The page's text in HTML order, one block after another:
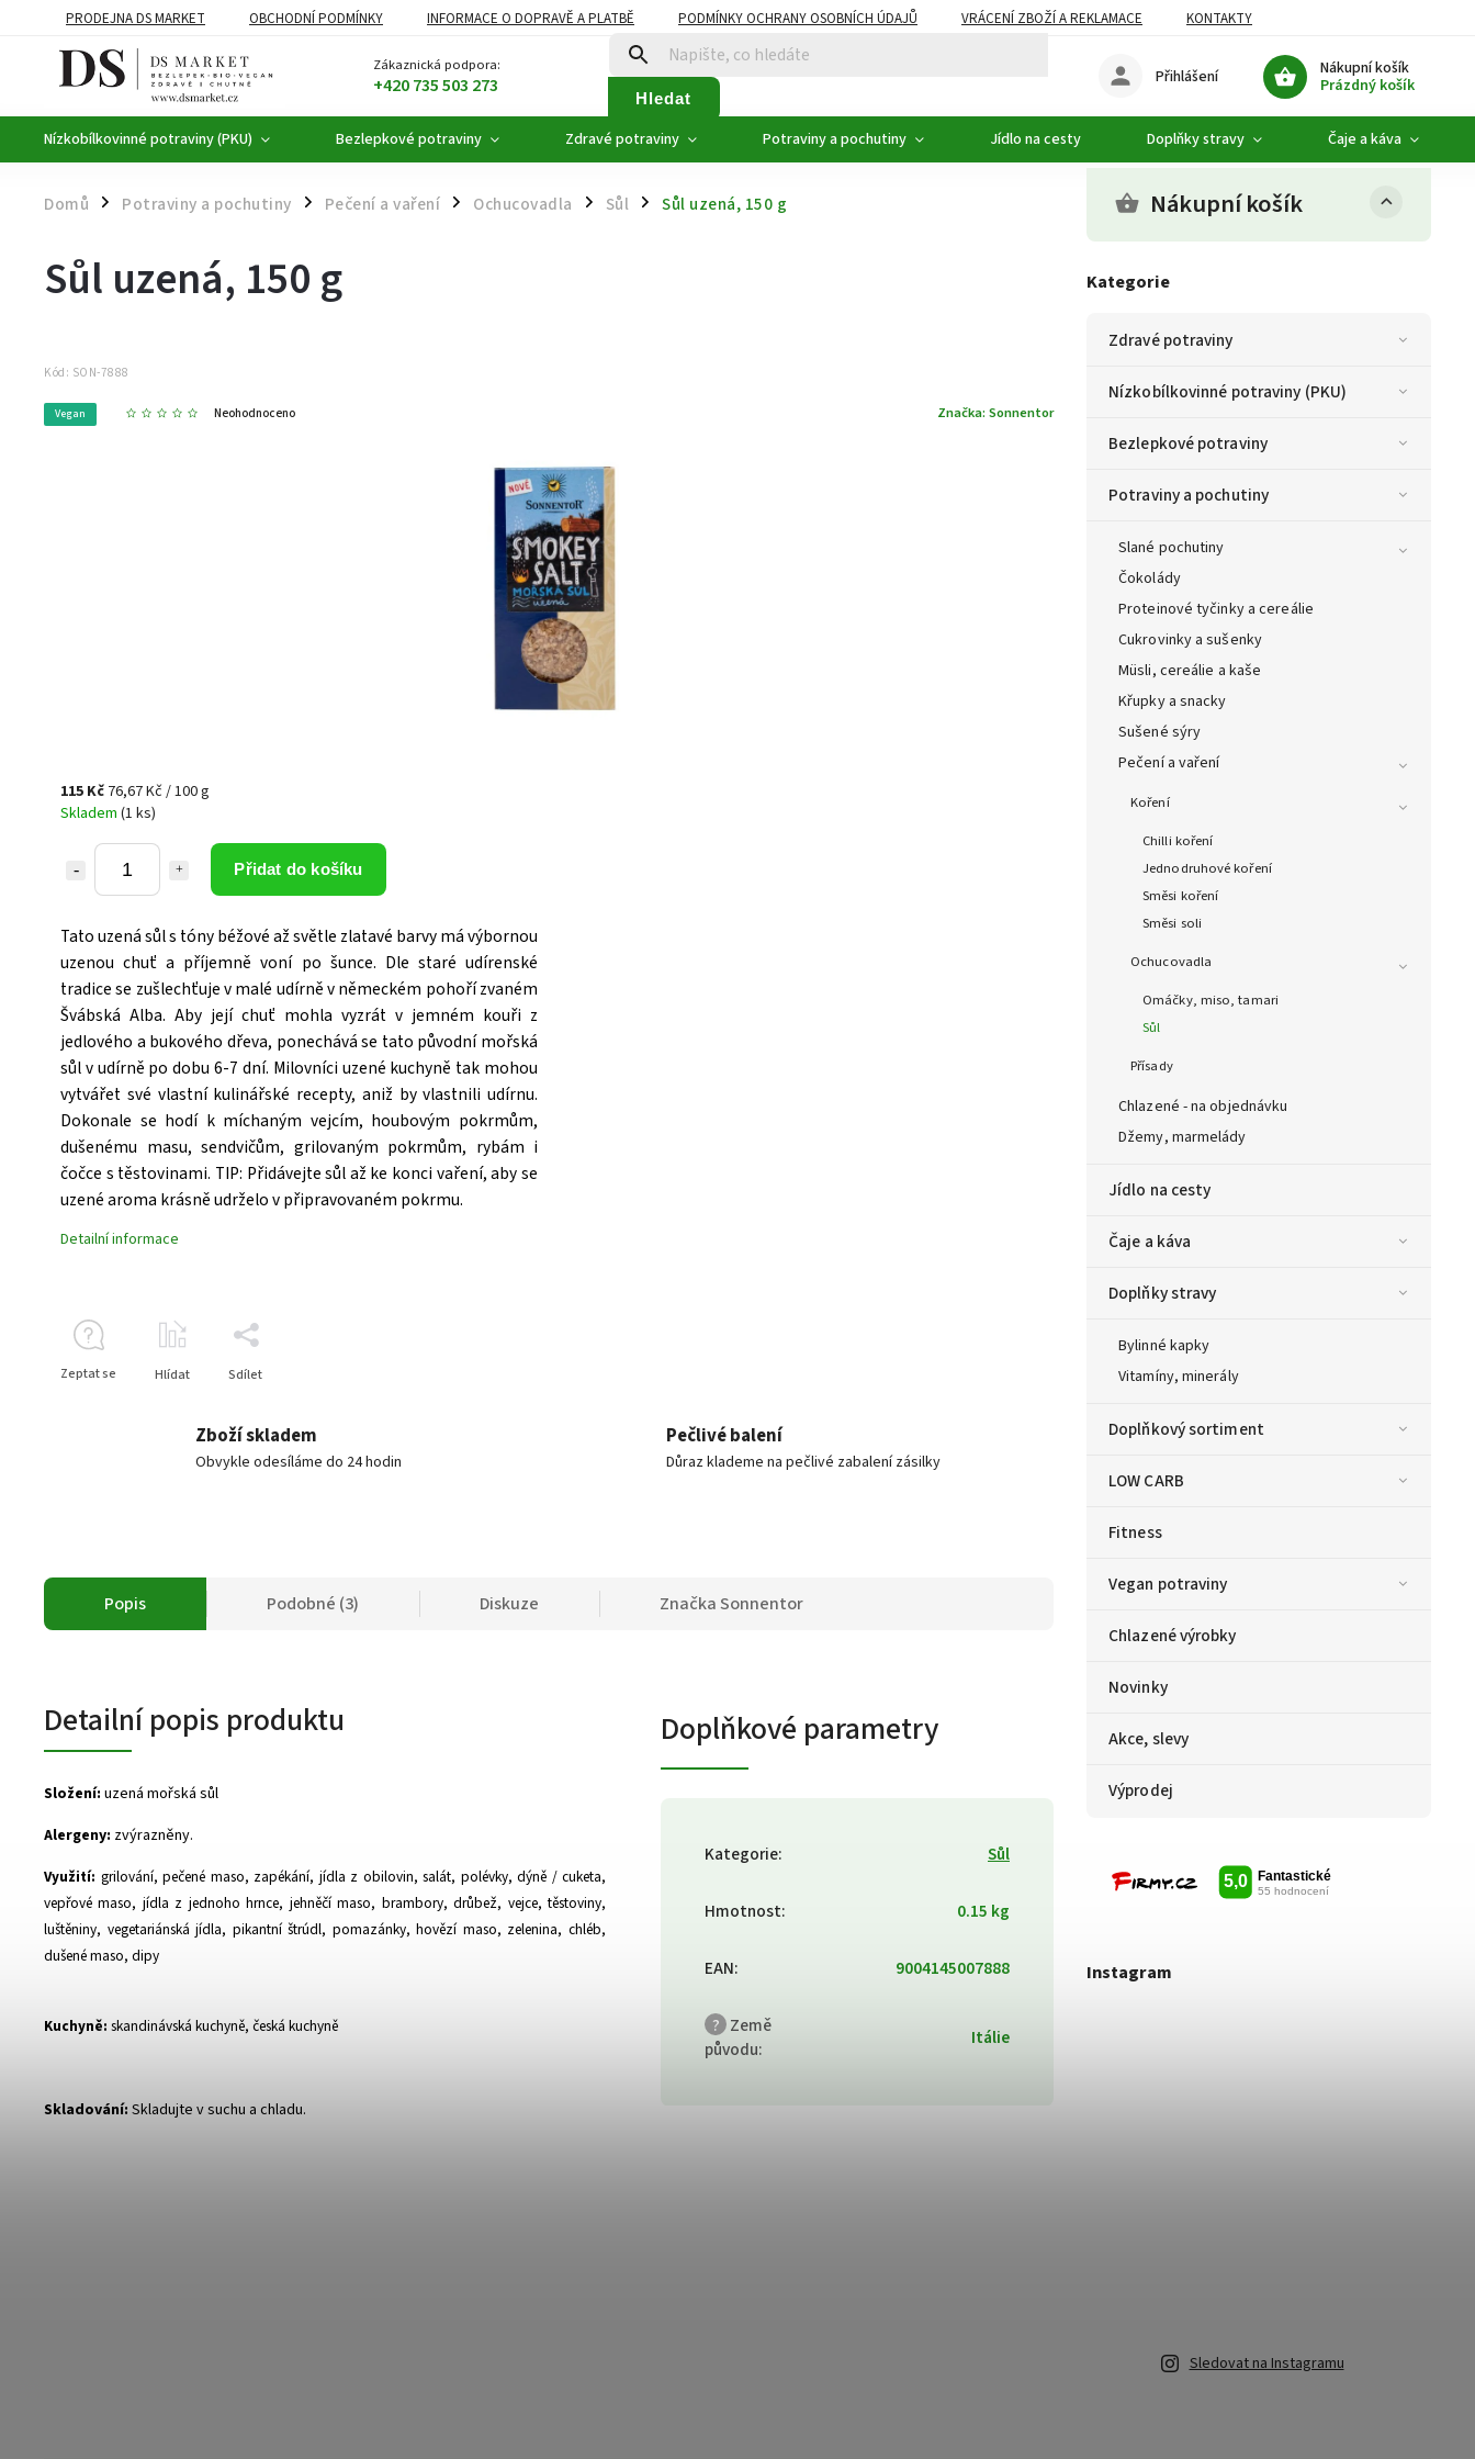
PRODEJNA DS MARKET OBCHODNÍ PODMÍNKY INFORMACE O DOPRAVĚ A PLATBĚ PODMÍNKY OCHRANY OSOBNÍCH ÚDAJŮ VRÁCENÍ ZBOŽÍ A REKLAMACE
KONTAKTY
BEZLEPKOVÉ POTRAVINY
ZDRAVÉ POTRAVINY NOVINKY AKCE, SLEVY
Zákaznická podpora:
+420 735 503 273 Hledat
Nákupní košík
Prázdný košík
Přihlášení
Nízkobílkovinné potraviny (PKU) Bezlepkové potraviny Zdravé potraviny Potraviny a pochutiny Jídlo na cesty Doplňky stravy Čaje a káva
Domů / Potraviny a pochutiny / Pečení a vaření / Ochucovadla / Sůl / Sůl uzená, 150 g Nákupní košík
Kategorie
Zdravé potraviny
Nízkobílkovinné potraviny (PKU)
Bezlepkové potraviny
Potraviny a pochutiny
Slané pochutiny
Čokolády
Proteinové tyčinky a cereálie
Cukrovinky a sušenky
Müsli, cereálie a kaše
Křupky a snacky
Sušené sýry
Pečení a vaření
Koření
Chilli koření
Jednodruhové koření
Směsi koření
Směsi soli
Ochucovadla
Omáčky, miso, tamari
Sůl
Přísady
Chlazené - na objednávku
Džemy, marmelády
Jídlo na cesty
Čaje a káva
Doplňky stravy
Bylinné kapky
Vitamíny, minerály
Doplňkový sortiment
LOW CARB
Fitness
Vegan potraviny
Chlazené výrobky
Novinky
Akce, slevy
Výprodej
Instagram
Sledovat na Instagramu
Sůl uzená, 150 g
Kód: SON-7888
Vegan Neohodnoceno Značka: Sonnentor
115 Kč 76,67 Kč / 100 g
Skladem (1 ks)
Přidat do košíku
Tato uzená sůl s tóny béžové až světle zlatavé barvy má výbornou
uzenou chuť a příjemně voní po šunce. Dle staré udírenské
tradice se zušlechťuje v malé udírně v německém pohoří zvaném
Švábská Alba. Aby její chuť mohla vyzrát v jemném kouři z
jedlového a bukového dřeva, ponechává se tato původní mořská
sůl v udírně po dobu 6-7 dní. Milovníci uzené kuchyně tak mohou
vytvářet své vlastní kulinářské recepty, aniž by vlastnili udírnu.
Dokonale se hodí k míchaným vejcím, houbovým pokrmům,
dušenému masu, sendvičům, grilovaným pokrmům, rybám i
čočce s těstovinami. TIP: Přidávejte sůl až ke konci vaření, aby se
uzené aroma krásně udrželo v připravovaném pokrmu.
Detailní informace
Zeptat se Hlídat Sdílet
Zboží skladem
Obvykle odesíláme do 24 hodin
Pečlivé balení
Důraz klademe na pečlivé zabalení zásilky
Popis Podobné (3) Diskuze ZnačkaSonnentor
Detailní popis produktu
Složení: uzená mořská sůl
Alergeny: zvýrazněny.
Využití: grilování, pečené maso, zapékání, jídla z obilovin, salát, polévky, dýně / cuketa,
vepřové maso, jídla z jednoho hrnce, jehněčí maso, brambory, drůbež, vejce, těstoviny,
luštěniny, vegetariánská jídla, pikantní štrúdl, pomazánky, hovězí maso, zelenina, chléb,
dušené maso, dipy
Kuchyně: skandinávská kuchyně, česká kuchyně
Skladování: Skladujte v suchu a chladu.
Doplňkové parametry
Kategorie: Sůl
Hmotnost: 0.15 kg
EAN: 9004145007888
? Země
původu: Itálie